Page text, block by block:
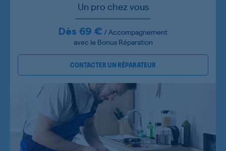
Un pro chez vous
Dès 69 € / Accompagnement
avec le Bonus Réparation
CONTACTER UN RÉPARATEUR